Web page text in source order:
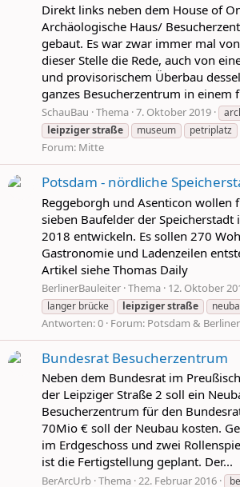
Direkt links neben dem House of
Archäologische Haus/
gebaut. Es war zwar immer mal
dieser Stelle die Rede, auch von
und provisorischem Überbau
ganzes Besucherzentrum in einem
SchauBau Thema 7. Oktober 2019
leipzigerstraße museum petriplatz
Forum: Mitte
Potsdam - nördliche
Reggeborgh und Asenticon wollen
sieben Baufelder der Speicherstadt
2018 entwickeln. Es sollen 270
Gastronomie und Ladenzeilen
Artikel siehe Thomas Daily
BerlinerBauleiter Thema 12. Oktober
langer brücke
leipzigerstraße
Antworten: 0 Forum: Potsdam &
Bundesrat Besucherzentrum
Neben dem Bundesrat im
der Leipziger Straße 2 soll ein
Besucherzentrum für den
70Mio € soll der Neubau kosten.
im Erdgeschoss und zwei
ist die Fertigstellung geplant. Der...
BerArcUrb Thema 22. Februar 2016